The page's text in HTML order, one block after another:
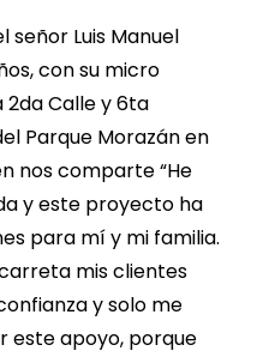
señor Luis Manuel
con su micro
2da Calle y 6ta
Parque Morazán en
nos comparte “He
y este proyecto ha
para mí y mi familia.
mis clientes
y solo me
este apoyo, porque